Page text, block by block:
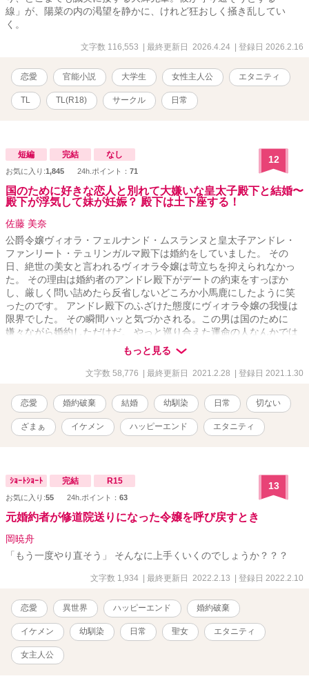
線」が、陽菜の内の渇望を静かに、けれど狂おしく掻き乱してい
く。
文字数 116,553 | 最終更新日 2026.4.24 | 登録日 2026.2.16
恋愛 官能小説 大学生 女性主人公 エタニティ
TL TL(R18) サークル 日常
短編 完結 なし
お気に入り:1,845 24h.ポイント： 71
12
国のために好きな恋人と別れて大嫌いな皇太子殿下と結婚〜
殿下が浮気して妹が妊娠？ 殿下は土下座する！
佐藤 美奈
公爵令嬢ヴィオラ・フェルナンド・ムスランヌと皇太子アンドレ・
ファンリート・テュリンガルマ殿下は婚約をしていました。 その
日、絶世の美女と言われるヴィオラ令嬢は苛立ちを抑えられなかっ
た。 その理由は婚約者のアンドレ殿下がデートの約束をすっぽか
し、厳しく問い詰めたら反省しないどころか小馬鹿にしたように笑
ったのです。 アンドレ殿下のふざけた態度にヴィオラ令嬢の我慢は
限界でした。 その瞬間ハッと気づかされる。この男は国のために
嫌々ながら婚約しただけだ。 やっと巡り合えた運命の人なんかでは
決してないと―― ヴィオラ令嬢はアンドレ殿下が不貞を働いている
のが分かり、婚約破棄をすると心に固く誓ったら直ぐに胸のつかえ
が取れる。 これから美しく気高いヴィオラ令嬢の逆襲が始まった。
もっと見る
文字数 58,776 | 最終更新日 2021.2.28 | 登録日 2021.1.30
恋愛 婚約破棄 結婚 幼馴染 日常 切ない
ざまぁ イケメン ハッピーエンド エタニティ
ｼｮｰﾄｼｮｰﾄ 完結 R15
お気に入り:55 24h.ポイント： 63
13
元婚約者が修道院送りになった令嬢を呼び戻すとき
岡暁舟
「もう一度やり直そう」 そんなに上手くいくのでしょうか？？？
文字数 1,934 | 最終更新日 2022.2.13 | 登録日 2022.2.10
恋愛 異世界 ハッピーエンド 婚約破棄
イケメン 幼馴染 日常 聖女 エタニティ
女主人公